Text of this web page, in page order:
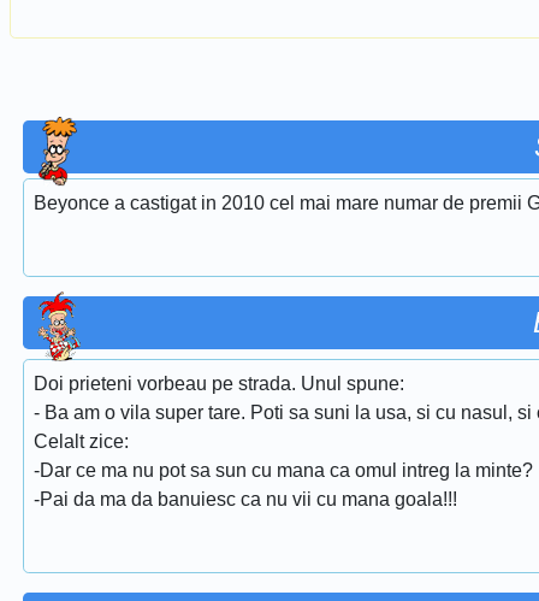
Beyonce a castigat in 2010 cel mai mare numar de premii
Doi prieteni vorbeau pe strada. Unul spune:
- Ba am o vila super tare. Poti sa suni la usa, si cu nasul,
Celalt zice:
-Dar ce ma nu pot sa sun cu mana ca omul intreg la minte?
-Pai da ma da banuiesc ca nu vii cu mana goala!!!